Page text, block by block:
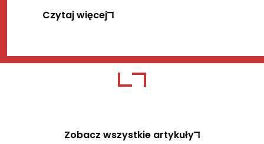
Czytaj więcej
Zobacz wszystkie artykuły